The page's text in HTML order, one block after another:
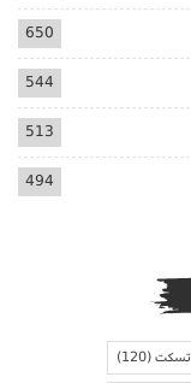
650
544
513
494
تسكت(120)